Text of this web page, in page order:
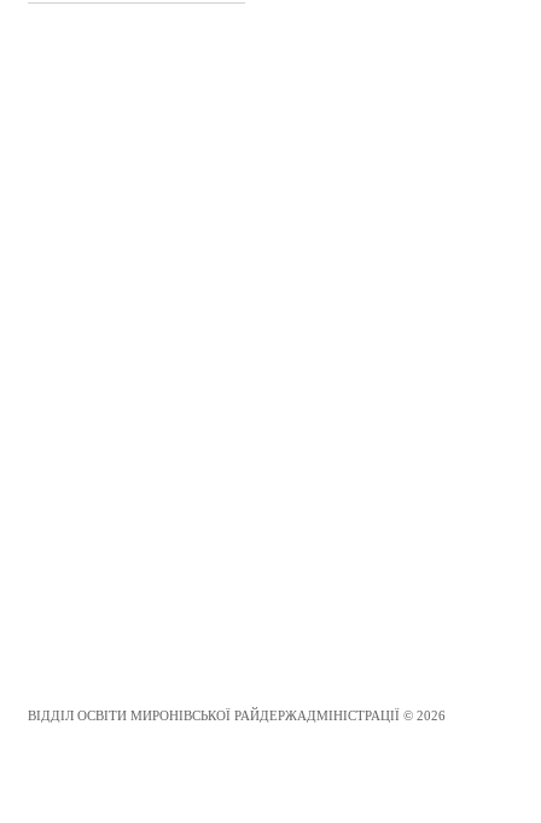
ВІДДІЛ ОСВІТИ МИРОНІВСЬКОЇ РАЙДЕРЖАДМІНІСТРАЦІЇ © 2026